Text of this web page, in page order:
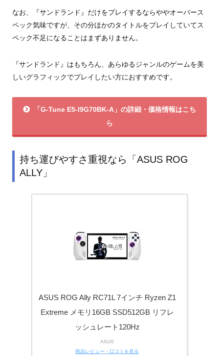
なお、『サンドランド』だけをプレイするならややオーバース
ペック気味ですが、その分ほかのタイトルをプレイしていてス
ペック不足になることはまずありません。
『サンドランド』はもちろん、あらゆるジャンルのゲームを美
しいグラフィックでプレイしたい方におすすめです。
「G-Tune E5-I9G70BK-A」の詳細・価格情報はこち
ら
持ち運びやすさ重視なら「ASUS ROG
ALLY」
ASUS ROG Ally RC71L 7インチ Ryzen Z1
Extreme メモリ16GB SSD512GB リフレ
ッシュレート120Hz
ASUS
商品レビュー・口コミを見る